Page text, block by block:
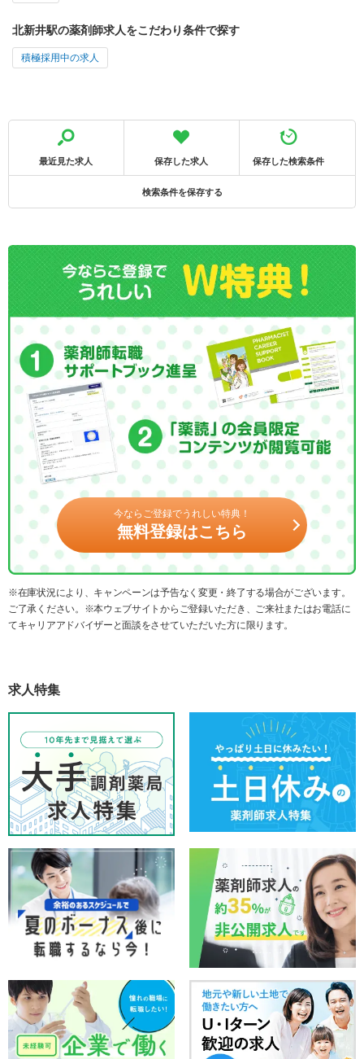
北新井駅の薬剤師求人をこだわり条件で探す
積極採用中の求人
最近見た求人 保存した求人 保存した検索条件
検索条件を保存する
今ならご登録でうれしい特典！
無料登録はこちら
※在庫状況により、キャンペーンは予告なく変更・終了する場合がございます。
ご了承ください。※本ウェブサイトからご登録いただき、ご来社またはお電話に
てキャリアアドバイザーと面談をさせていただいた方に限ります。
求人特集